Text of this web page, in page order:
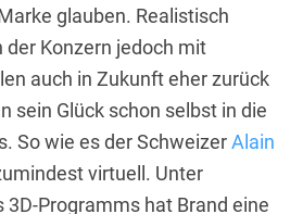
glauben. Realistisch
Konzern jedoch mit
auch in Zukunft eher zurück
sein Glück schon selbst in die
So wie es der SchweizerAlain
virtuell. Unter
Programms hat Brand eine